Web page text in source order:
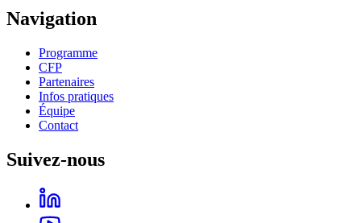
Navigation
Programme
CFP
Partenaires
Infos pratiques
Équipe
Contact
Suivez-nous